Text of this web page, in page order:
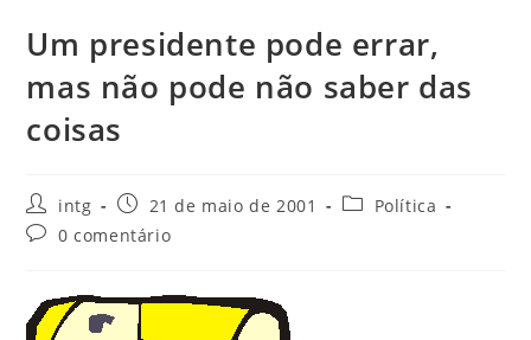
Um presidente pode errar,
mas não pode não saber das
coisas
intg 21 de maio de 2001
Política
0 comentário